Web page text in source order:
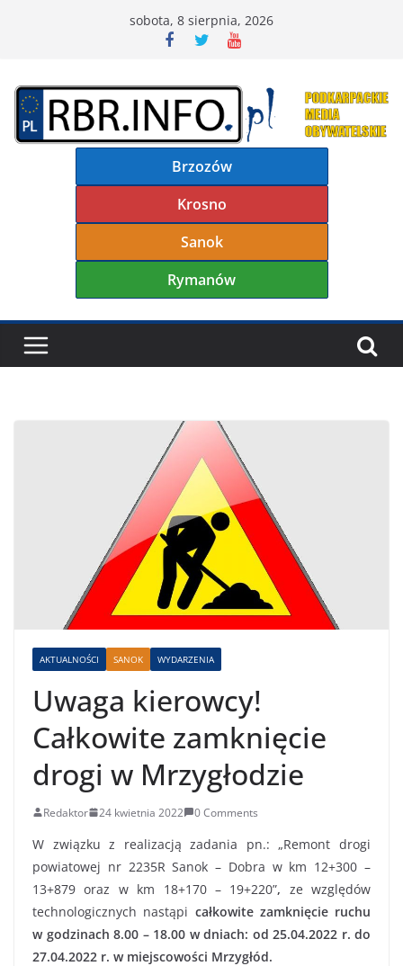
sobota, 8 sierpnia, 2026
Brzozów
Krosno
Sanok
Rymanów
AKTUALNOŚCI SANOK WYDARZENIA
Uwaga kierowcy!
Całkowite zamknięcie
drogi w Mrzygłodzie
Redaktor 24 kwietnia 2022 0 Comments
W związku z realizacją zadania pn.: „Remont drogi
powiatowej nr 2235R Sanok – Dobra w km 12+300 –
13+879 oraz w km 18+170 – 19+220”, ze względów
technologicznych nastąpi całkowite zamknięcie ruchu
w godzinach 8.00 – 18.00 w dniach: od 25.04.2022 r. do
27.04.2022 r. w miejscowości Mrzygłód.